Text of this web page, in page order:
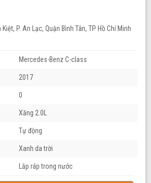
P. An Lạc, Quận Bình Tân, TP Hồ Chí Minh
Mercedes-Benz C-class
2017
0
Xăng 2.0L
Tự động
Xanh da trời
Lắp ráp trong nước